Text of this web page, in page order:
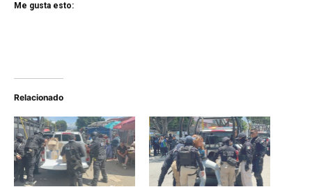
Me gusta esto:
Relacionado